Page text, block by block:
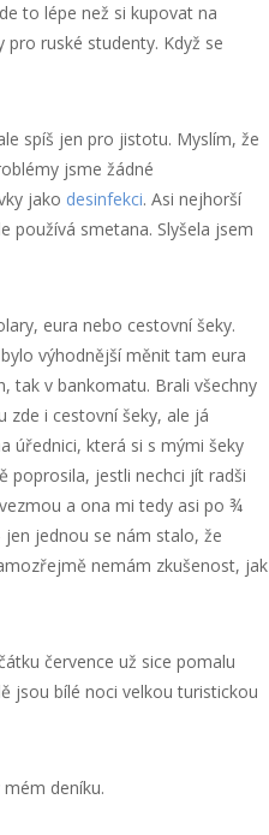
to lépe než si kupovat na
pro ruské studenty. Když se
spíš jen pro jistotu. Myslím, že
jsme žádné
jako desinfekci. Asi nejhorší
používá smetana. Slyšela jsem
eura nebo cestovní šeky.
výhodnější měnit tam eura
tak v bankomatu. Brali všechny
zde i cestovní šeky, ale já
úřednici, která si s mými šeky
poprosila, jestli nechci jít radši
a ona mi tedy asi po ¾
jednou se nám stalo, že
nemám zkušenost, jak
července už sice pomalu
jsou bílé noci velkou turistickou
deníku.